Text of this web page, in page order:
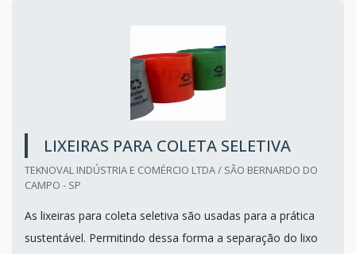
LIXEIRAS PARA COLETA SELETIVA
TEKNOVAL INDÚSTRIA E COMÉRCIO LTDA / SÃO BERNARDO DO
CAMPO - SP
As lixeiras para coleta seletiva são usadas para a prática
sustentável. Permitindo dessa forma a separação do lixo